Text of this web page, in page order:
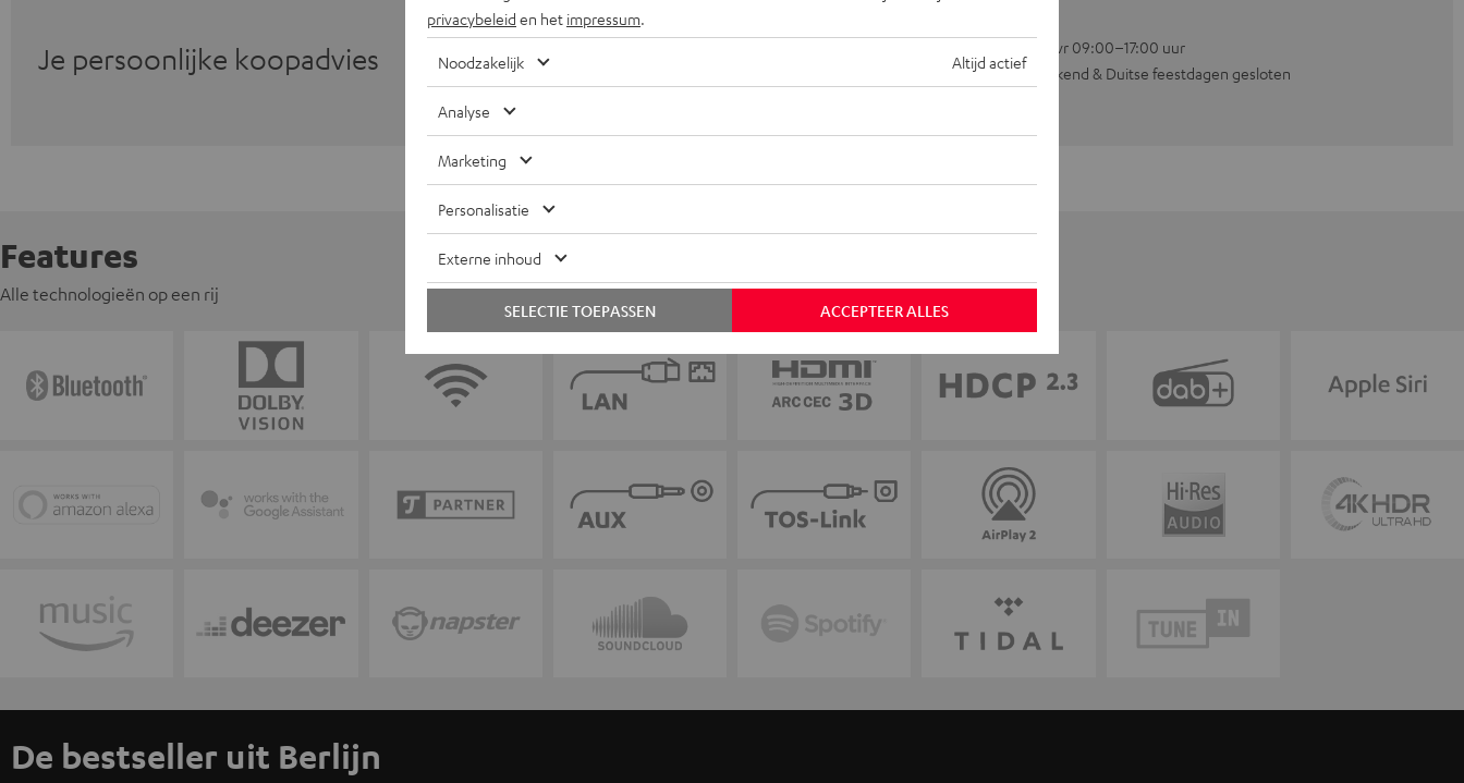
Je persoonlijke koopadvies +31 (0)20 8083195
Ma–vr 09:00–17:00 uur
Weekend & Duitse feestdagen gesloten
Features
Alle technologieën op een rij
De bestseller uit Berlijn
privacybeleid en het impressum
Noodzakelijk Altijd actief
Analyse
Marketing
Personalisatie
Externe inhoud
ACCEPTEER ALLES
SELECTIE TOEPASSEN